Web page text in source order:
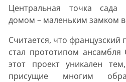
Центральная точка сада
домом – маленьким замком
Считается, что французский
стал прототипом
этот проект уникален
присущие многим